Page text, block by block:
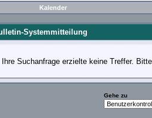
Kalender
Systemmitteilung
Ihre Suchanfrage erzielte keine Treffer.
Gehe zu